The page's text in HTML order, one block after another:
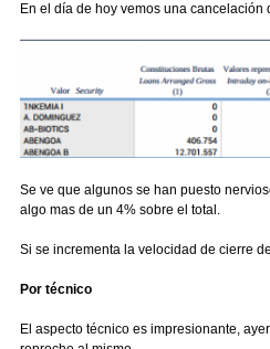
En el día de hoy vemos una cancelación
Se ve que algunos se han puesto
algo mas de un 4% sobre el total.
Si se incrementa la velocidad de cierre
Por técnico
El aspecto técnico es impresionante,